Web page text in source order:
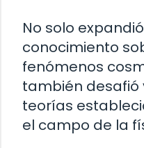
No solo
conocimiento
fenómenos
también desafió
teorías
el campo de la